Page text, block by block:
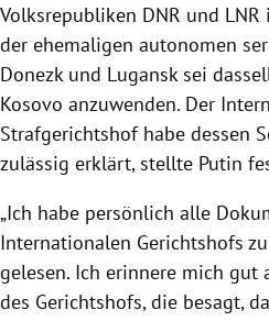
Volksrepubliken DNR und
der ehemaligen autonomen
Donezk und Lugansk sei
Kosovo anzuwenden. Der
Strafgerichtshof habe dessen
zulässig erklärt, stellte Putin
„Ich habe persönlich alle
Internationalen Gerichtshofs
gelesen. Ich erinnere mich gut
des Gerichtshofs, die besagt,